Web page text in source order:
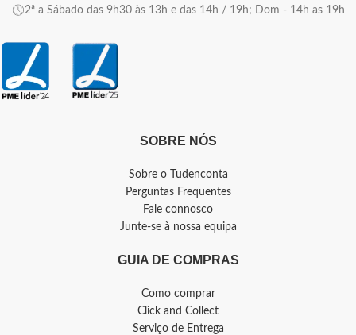
2ª a Sábado das 9h30 às 13h e das 14h / 19h; Dom - 14h as 19h
SOBRE NÓS
Sobre o Tudenconta
Perguntas Frequentes
Fale connosco
Junte-se à nossa equipa
GUIA DE COMPRAS
Como comprar
Click and Collect
Serviço de Entrega